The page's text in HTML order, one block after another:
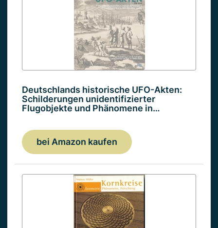
Deutschlands historische UFO-Akten:
Schilderungen unidentifizierter
Flugobjekte und Phänomene in…
bei Amazon kaufen